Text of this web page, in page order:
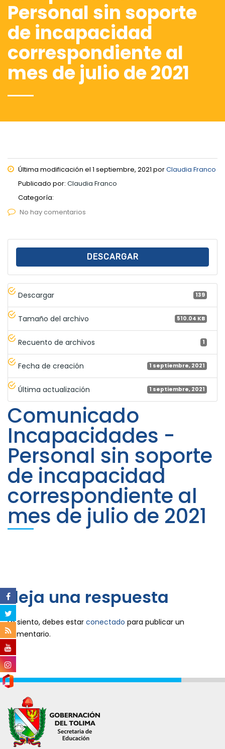
Personal sin soporte
de incapacidad
correspondiente al
mes de julio de 2021
Última modificación el 1 septiembre, 2021 porClaudia Franco
Publicado por: Claudia Franco
Categoría:
No hay comentarios
DESCARGAR
Descargar 139
Tamaño del archivo 510.04 KB
Recuento de archivos 1
Fecha de creación 1 septiembre, 2021
Última actualización 1 septiembre, 2021
Comunicado
Incapacidades -
Personal sin soporte
de incapacidad
correspondiente al
mes de julio de 2021
deja una respuesta
Lo siento, debes estar conectado para publicar un
comentario.